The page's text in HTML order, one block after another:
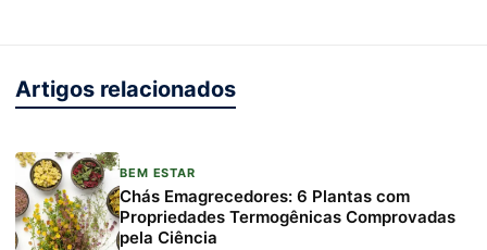
Artigos relacionados
BEM ESTAR
Chás Emagrecedores: 6 Plantas com
Propriedades Termogênicas Comprovadas
pela Ciência